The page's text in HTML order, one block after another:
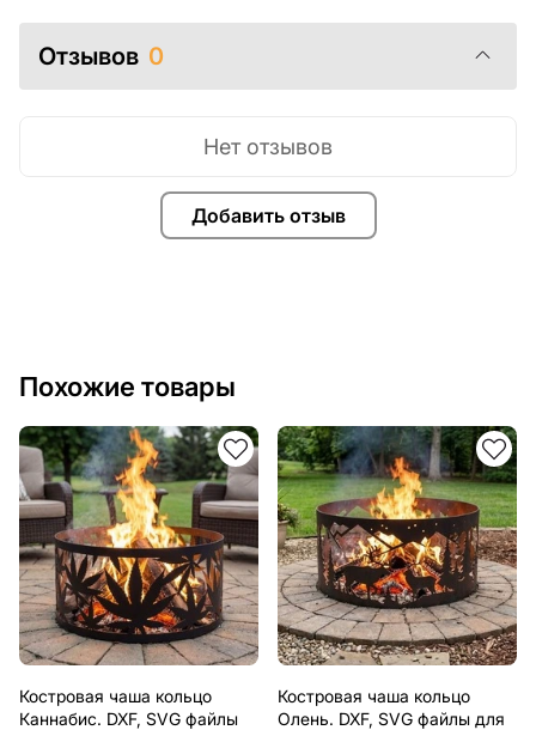
свяжитесь с нами в любое время, мы всегда готовы
помочь.
Отзывов 0
Добавить отзыв
Нет отзывов
Похожие товары
Костровая чаша кольцо
Каннабис. DXF, SVG файлы
Костровая чаша кольцо
Олень. DXF, SVG файлы для